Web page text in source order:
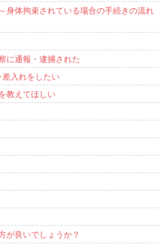
身体拘束されている場合の手続きの流れ
に通報・逮捕された
入れをしたい
教えてほしい
が良いでしょうか？